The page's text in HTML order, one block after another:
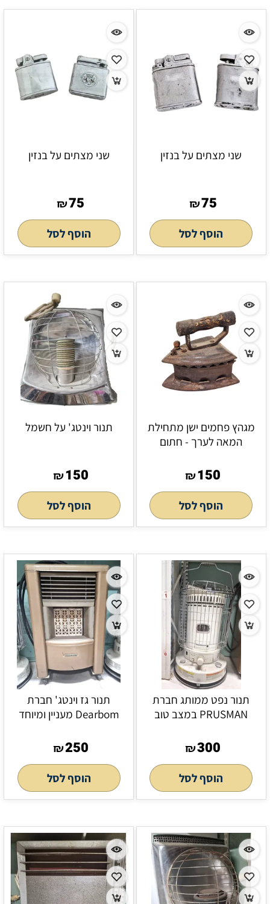
שני מצתים על בנזין
₪75
הוסף לסל
שני מצתים על בנזין
₪75
הוסף לסל
מגהץ פחמים ישן מתחילת
המאה לערך - חתום
₪150
הוסף לסל
תנור וינטג' על חשמל
₪150
הוסף לסל
תנור נפט ממותג חברת
PRUSMAN במצב טוב
₪300
הוסף לסל
תנור גז וינטג' חברת
Dearbom מעניין ומיוחד
₪250
הוסף לסל